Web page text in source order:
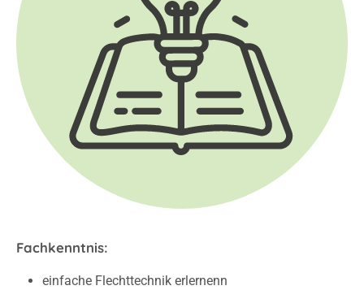
Fachkenntnis:
einfache Flechttechnik erlernenn